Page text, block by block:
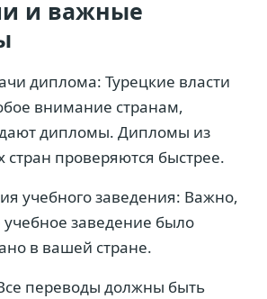
и важные
диплома: Турецкие власти
внимание странам,
дипломы. Дипломы из
проверяются быстрее.
учебного заведения: Важно,
заведение было
в вашей стране.
переводы должны быть